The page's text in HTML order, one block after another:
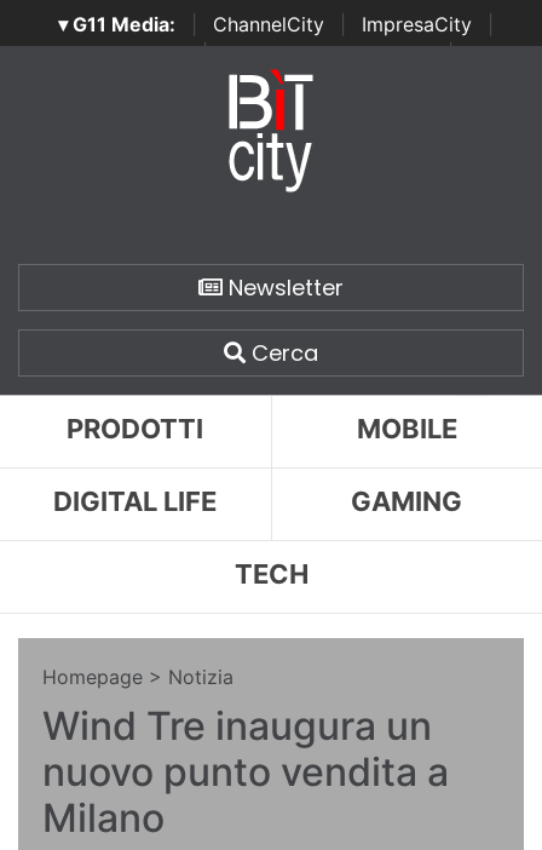
▾ G11 Media: ChannelCity ImpresaCity
SecurityOpenLab | Italian Channel Awards | Italian
Italian Security Awards
Newsletter
Cerca
PRODOTTI MOBILE
DIGITAL LIFE GAMING
TECH
Homepage > Notizia
Wind Tre inaugura un
nuovo punto vendita a
Milano